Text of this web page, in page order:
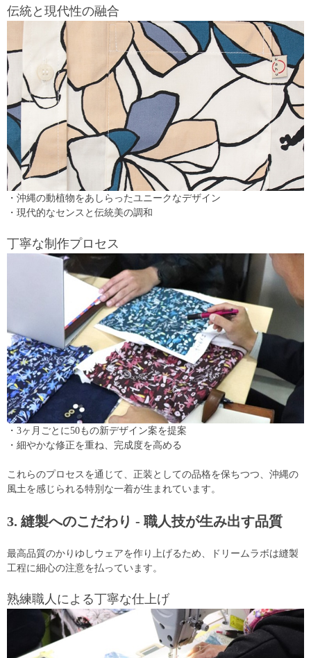
伝統と現代性の融合
・沖縄の動植物をあしらったユニークなデザイン
・現代的なセンスと伝統美の調和
丁寧な制作プロセス
・3ヶ月ごとに50もの新デザイン案を提案
・細やかな修正を重ね、完成度を高める
これらのプロセスを通じて、正装としての品格を保ちつつ、沖縄の
風土を感じられる特別な一着が生まれています。
3. 縫製へのこだわり - 職人技が生み出す品質
最高品質のかりゆしウェアを作り上げるため、ドリームラボは縫製
工程に細心の注意を払っています。
熟練職人による丁寧な仕上げ